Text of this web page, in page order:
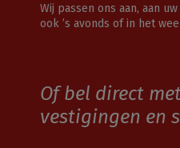
Wij passen ons aan, aan
ook ’s avonds of in het
Of bel direct
vestigingen en